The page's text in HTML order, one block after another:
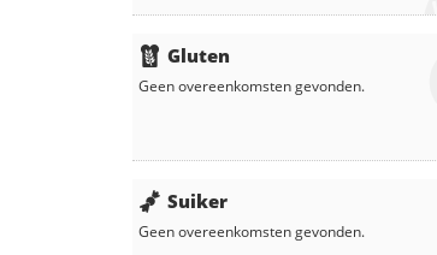
Gluten
Geen overeenkomsten gevonden.
Suiker
Geen overeenkomsten gevonden.